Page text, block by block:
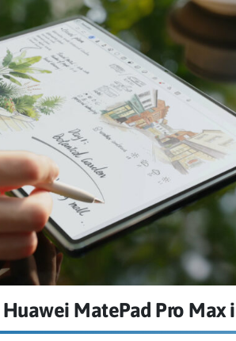
MatePad Pro Max